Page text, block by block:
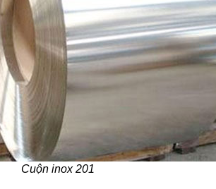
Cuộn inox 201